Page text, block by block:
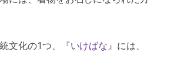
文化の1つ、『いけばな』には、